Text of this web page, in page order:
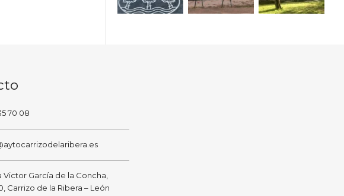
70 08
Victor García de la Concha,
Carrizo de la Ribera – León